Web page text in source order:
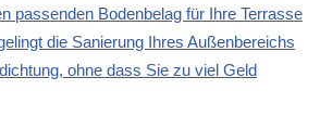
passenden Bodenbelag für Ihre Terrasse
die Sanierung Ihres Außenbereichs
ohne dass Sie zu viel Geld